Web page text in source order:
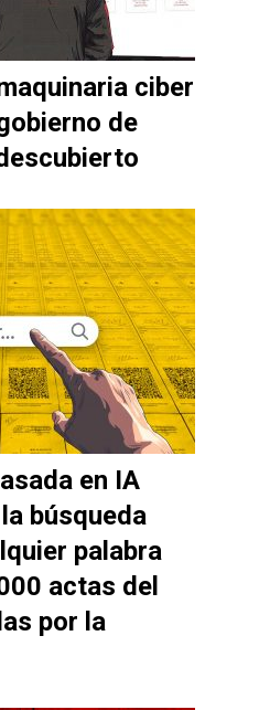
ciber
de
en IA
búsqueda
palabra
actas del
por la